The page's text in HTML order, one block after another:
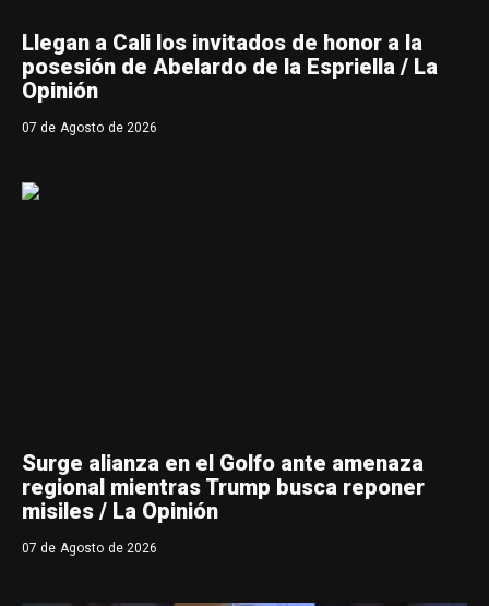
Llegan a Cali los invitados de honor a la
posesión de Abelardo de la Espriella / La
Opinión
07 de Agosto de 2026
Surge alianza en el Golfo ante amenaza
regional mientras Trump busca reponer
misiles / La Opinión
07 de Agosto de 2026